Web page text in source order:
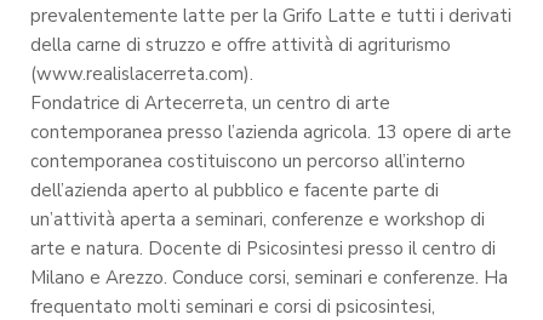
prevalentemente latte per la Grifo Latte e tutti i derivati
della carne di struzzo e offre attività di agriturismo
(www.realislacerreta.com).
Fondatrice di Artecerreta, un centro di arte
contemporanea presso l’azienda agricola. 13 opere di arte
contemporanea costituiscono un percorso all’interno
dell’azienda aperto al pubblico e facente parte di
un’attività aperta a seminari, conferenze e workshop di
arte e natura. Docente di Psicosintesi presso il centro di
Milano e Arezzo. Conduce corsi, seminari e conferenze. Ha
frequentato molti seminari e corsi di psicosintesi,